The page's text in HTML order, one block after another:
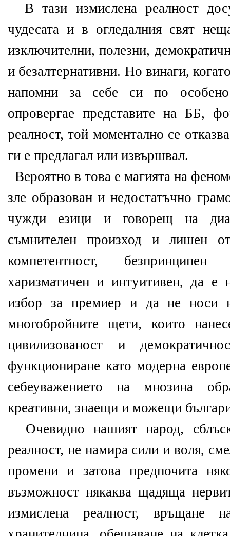
В тази измислена реалност
чудесата и в огледалния свят
изключителни, полезни,
и безалтернативни. Но винаги,
напомни за себе си по
опровергае представите на ББ,
реалност, той моментално се
ги е предлагал или извършвал.
Вероятно в това е магията на
зле образован и недостатъчно
чужди езици и говорещ на
съмнителен произход и лишен от
компетентност, безпринципен
харизматичен и интуитивен, да е
избор за премиер и да не носи
многобройните щети, които
цивилизованост и
функциониране като модерна
себеуважението на мнозина
креативни, знаещи и можещи
Очевидно нашият народ,
реалност, не намира сили и воля,
промени и затова предпочита
възможност някаква щадяща
измислена реалност, връщане